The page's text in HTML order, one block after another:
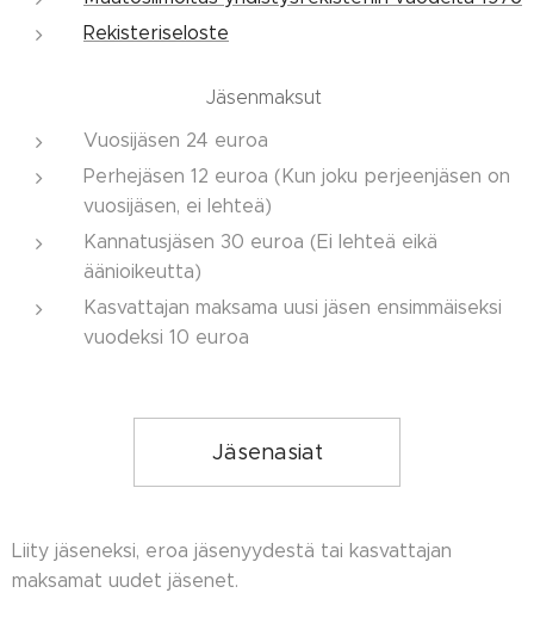
Rekisteriseloste
Jäsenmaksut
Vuosijäsen 24 euroa
Perhejäsen 12 euroa (Kun joku perjeenjäsen on
vuosijäsen, ei lehteä)
Kannatusjäsen 30 euroa (Ei lehteä eikä
äänioikeutta)
Kasvattajan maksama uusi jäsen ensimmäiseksi
vuodeksi 10 euroa
Jäsenasiat
Liity jäseneksi, eroa jäsenyydestä tai kasvattajan
maksamat uudet jäsenet.